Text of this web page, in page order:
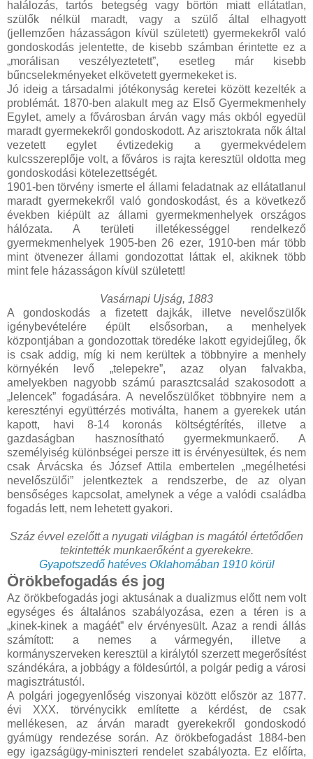
halálozás, tartós betegség vagy börtön miatt ellátatlan,
szülők nélkül maradt, vagy a szülő által elhagyott
(jellemzően házasságon kívül született) gyermekekről való
gondoskodás jelentette, de kisebb számban érintette ez a
„morálisan veszélyeztetett”, esetleg már kisebb
bűncselekményeket elkövetett gyermekeket is.
Jó ideig a társadalmi jótékonyság keretei között kezelték a
problémát. 1870-ben alakult meg az Első Gyermekmenhely
Egylet, amely a fővárosban árván vagy más okból egyedül
maradt gyermekekről gondoskodott. Az arisztokrata nők által
vezetett egylet évtizedekig a gyermekvédelem
kulcsszereplője volt, a főváros is rajta keresztül oldotta meg
gondoskodási kötelezettségét.
1901-ben törvény ismerte el állami feladatnak az ellátatlanul
maradt gyermekekről való gondoskodást, és a következő
években kiépült az állami gyermekmenhelyek országos
hálózata. A területi illetékességgel rendelkező
gyermekmenhelyek 1905-ben 26 ezer, 1910-ben már több
mint ötvenezer állami gondozottat láttak el, akiknek több
mint fele házasságon kívül született!
Vasárnapi Ujság, 1883
A gondoskodás a fizetett dajkák, illetve nevelőszülők
igénybevételére épült elsősorban, a menhelyek
központjában a gondozottak töredéke lakott egyidejűleg, ők
is csak addig, míg ki nem kerültek a többnyire a menhely
környékén levő „telepekre”, azaz olyan falvakba,
amelyekben nagyobb számú parasztcsalád szakosodott a
„lelencek” fogadására. A nevelőszülőket többnyire nem a
keresztényi együttérzés motiválta, hanem a gyerekek után
kapott, havi 8-14 koronás költségtérítés, illetve a
gazdaságban hasznosítható gyermekmunkaerő. A
személyiség különbségei persze itt is érvényesültek, és nem
csak Árvácska és József Attila embertelen „megélhetési
nevelőszülői” jelentkeztek a rendszerbe, de az olyan
bensőséges kapcsolat, amelynek a vége a valódi családba
fogadás lett, nem lehetett gyakori.
Száz évvel ezelőtt a nyugati világban is magától értetődően
tekintették munkaerőként a gyerekekre.
Gyapotszedő hatéves Oklahomában 1910 körül
Örökbefogadás és jog
Az örökbefogadás jogi aktusának a dualizmus előtt nem volt
egységes és általános szabályozása, ezen a téren is a
„kinek-kinek a magáét” elv érvényesült. Azaz a rendi állás
számított: a nemes a vármegyén, illetve a
kormányszerveken keresztül a királytól szerzett megerősítést
szándékára, a jobbágy a földesúrtól, a polgár pedig a városi
magisztrátustól.
A polgári jogegyenlőség viszonyai között először az 1877.
évi XXX. törvénycikk említette a kérdést, de csak
mellékesen, az árván maradt gyerekekről gondoskodó
gyámügy rendezése során. Az örökbefogadást 1884-ben
egy igazságügy-miniszteri rendelet szabályozta. Ez előírta,